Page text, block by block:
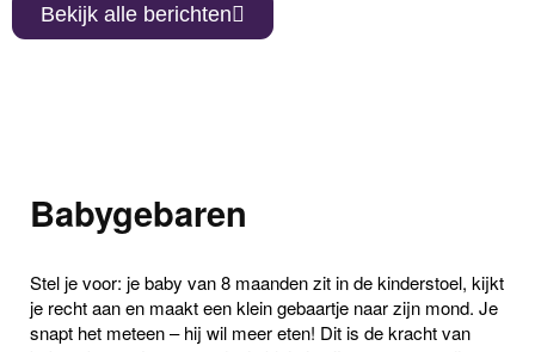
Bekijk alle berichten
Babygebaren
Stel je voor: je baby van 8 maanden zit in de kinderstoel, kijkt
je recht aan en maakt een klein gebaartje naar zijn mond. Je
snapt het meteen – hij wil meer eten! Dit is de kracht van